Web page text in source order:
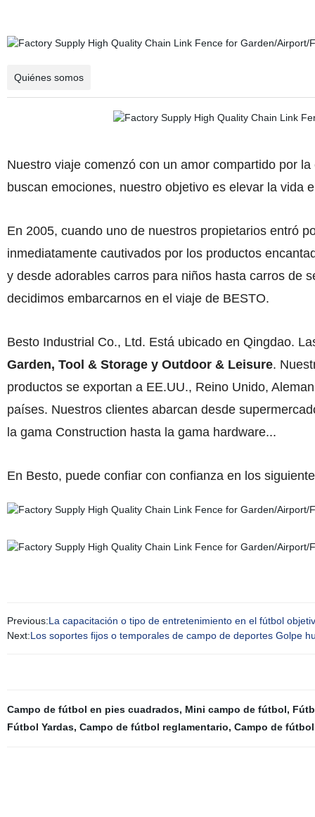
Quiénes somos
Nuestro viaje comenzó con un amor compartido por
buscan emociones, nuestro objetivo es elevar la vida
En 2005, cuando uno de nuestros propietarios entró
inmediatamente cautivados por los productos
y desde adorables carros para niños hasta carros de
decidimos embarcarnos en el viaje de BESTO.
Besto Industrial Co., Ltd. Está ubicado en Qingdao.
Garden, Tool & Storage y Outdoor & Leisure.
productos se exportan a EE.UU., Reino Unido,
países. Nuestros clientes abarcan desde
la gama Construction hasta la gama hardware...
En Besto, puede confiar con confianza en los
Previous:La capacitación o tipo de entretenimiento en el fútbol
Next:Los soportes fijos o temporales de campo de deportes Golpe
Campo de fútbol en pies cuadrados, Mini campo de fútbol,
Fútbol Yardas, Campo de fútbol reglamentario, Campo de